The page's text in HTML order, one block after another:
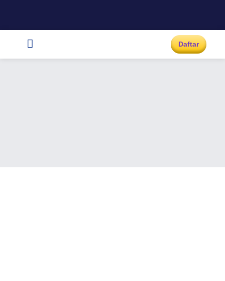
Daftar